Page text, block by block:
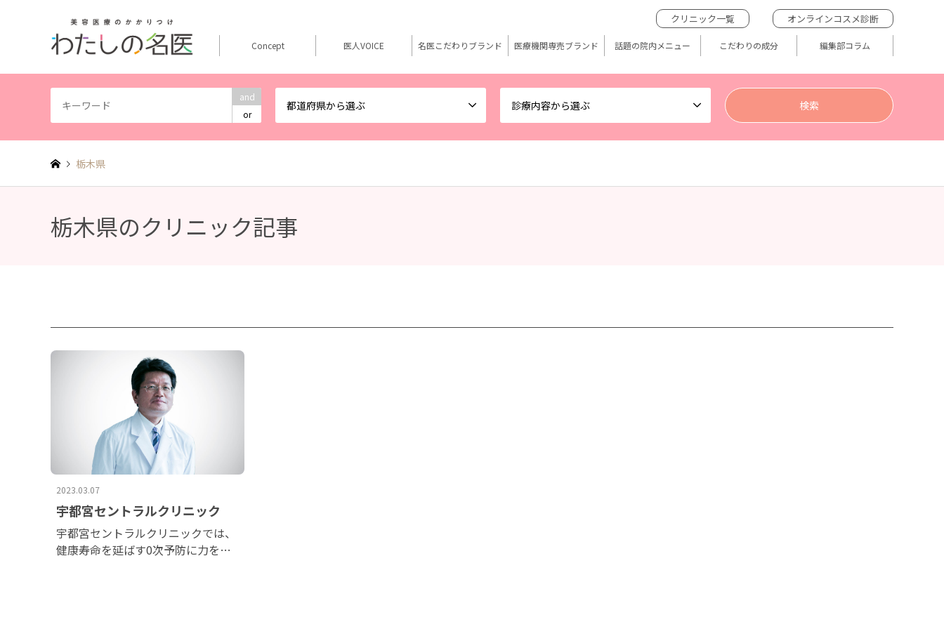
and
or
都道府県から選ぶ 診療内容から選ぶ
クリニック一覧 オンラインコスメ診断
Concept 医人VOICE 名医こだわりブランド 医療機関専売ブランド 話題の院内メニュー こだわりの成分 編集部コラム
栃木県
栃木県のクリニック記事
宇都宮セントラルクリニック
宇都宮セントラルクリニックでは、
健康寿命を延ばす0次予防に力をい
2023.03.07